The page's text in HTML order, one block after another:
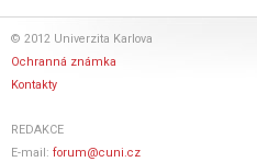
© 2012 Univerzita Karlova
Ochranná známka
Kontakty
REDAKCE
E-mail: forum@cuni.cz